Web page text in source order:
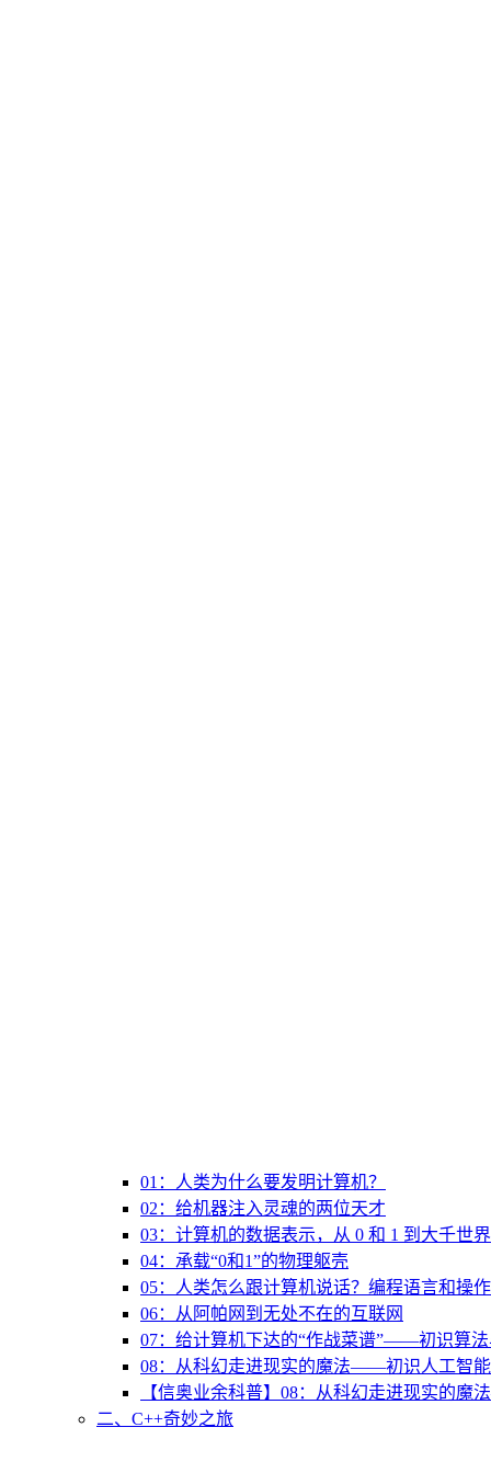
01：人类为什么要发明计算机？
02：给机器注入灵魂的两位天才
03：计算机的数据表示，从 0 和 1 到大千世界
04：承载“0和1”的物理躯壳
05：人类怎么跟计算机说话？编程语言和操
06：从阿帕网到无处不在的互联网
07：给计算机下达的“作战菜谱”——初识算法
08：从科幻走进现实的魔法——初识人工智能
【信奥业余科普】08：从科幻走进现实的魔
二、C++奇妙之旅